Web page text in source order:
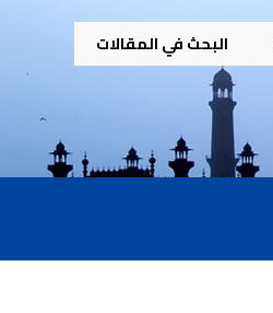
البحث في المقالات